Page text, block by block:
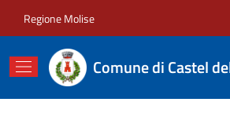
Regione Molise
Comune di Castel